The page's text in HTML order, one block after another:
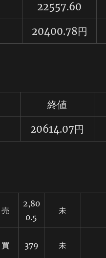
22557.60
20400.78円
終値
20614.07円
売
2,80
0.5
未
買 379 未